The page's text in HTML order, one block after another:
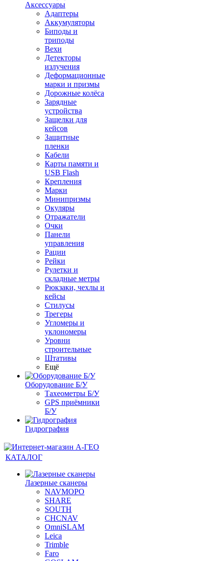
Аксессуары
Адаптеры
Аккумуляторы
Биподы и
триподы
Вехи
Детекторы
излучения
Деформационные
марки и призмы
Дорожные колёса
Зарядные
устройства
Защелки для
кейсов
Защитные
пленки
Кабели
Карты памяти и
USB Flash
Крепления
Марки
Минипризмы
Окуляры
Отражатели
Очки
Панели
управления
Рации
Рейки
Рулетки и
складные метры
Рюкзаки, чехлы и
кейсы
Стилусы
Трегеры
Угломеры и
уклономеры
Уровни
строительные
Штативы
Ещё
Оборудование Б/У
Тахеометры Б/У
GPS приёмники
Б/У
Гидрография
КАТАЛОГ
Лазерные сканеры
NAVMOPO
SHARE
SOUTH
CHCNAV
OmniSLAM
Leica
Trimble
Faro